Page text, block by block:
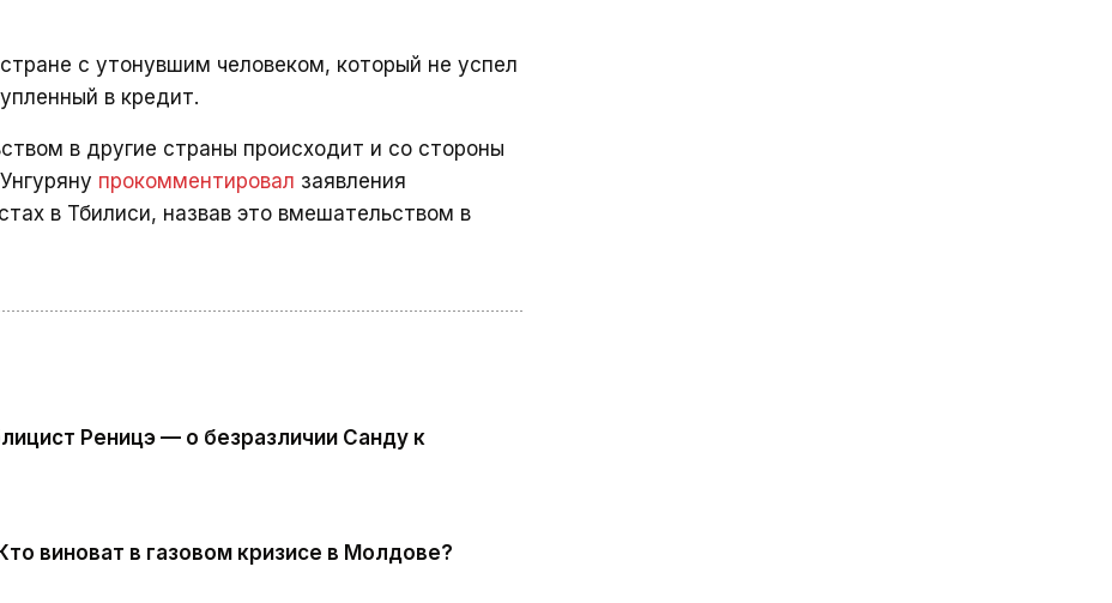
с утонувшим человеком, который не успел
в кредит.
в другие страны происходит и со стороны
прокомментировал заявления
в Тбилиси, назвав это вмешательством в
Реницэ — о безразличии Санду к
виноват в газовом кризисе в Молдове?